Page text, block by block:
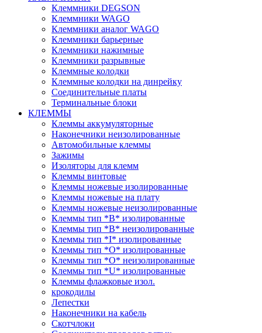
Клеммники DEGSON
Клеммники WAGO
Клеммники аналог WAGO
Клеммники барьерные
Клеммники нажимные
Клеммники разрывные
Клеммные колодки
Клеммные колодки на динрейку
Соединительные платы
Терминальные блоки
КЛЕММЫ
Клеммы аккумуляторные
Наконечники неизолированные
Автомобильные клеммы
Зажимы
Изоляторы для клемм
Клеммы винтовые
Клеммы ножевые изолированные
Клеммы ножевые на плату
Клеммы ножевые неизолированные
Клеммы тип *B* изолированные
Клеммы тип *B* неизолированные
Клеммы тип *I* изолированные
Клеммы тип *O* изолированные
Клеммы тип *O* неизолированные
Клеммы тип *U* изолированные
Клеммы флажковые изол.
крокодилы
Лепестки
Наконечники на кабель
Скотчлоки